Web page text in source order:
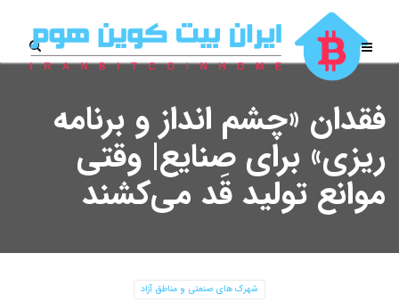
فقدان «چشم انداز و برنامه
ریزی» برای صنایع| وقتی
موانع تولید قَد می‌کشند
شهرک های صنعتی و مناطق آزاد